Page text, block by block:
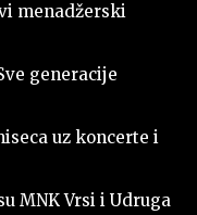
menadžerski
generacije
uz koncerte i
MNK Vrsi i Udruga